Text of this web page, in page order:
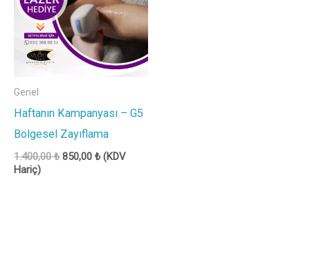
Genel
Haftanın Kampanyası – G5
Bölgesel Zayıflama
1.400,00₺ 850,00 ₺ (KDV
Hariç)